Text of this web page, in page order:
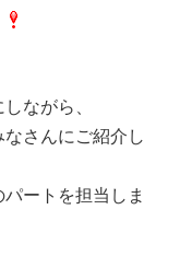
ながら、
さんにご紹介し
ートを担当しま